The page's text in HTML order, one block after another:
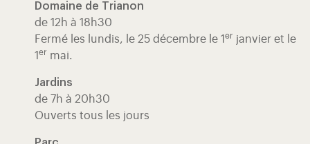
Domaine de Trianon
de 12h à 18h30
Fermé les lundis, le 25 décembre le 1 er janvier et le
1 er mai.
Jardins
de 7h à 20h30
Ouverts tous les jours